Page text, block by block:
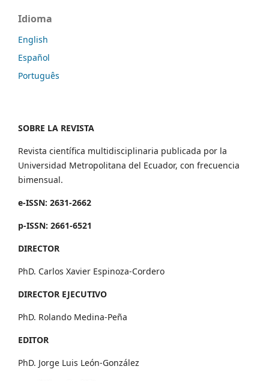
Idioma
English
Español
Português
SOBRE LA REVISTA
Revista científica multidisciplinaria publicada por la
Universidad Metropolitana del Ecuador, con frecuencia
bimensual.
e-ISSN: 2631-2662
p-ISSN: 2661-6521
DIRECTOR
PhD. Carlos Xavier Espinoza-Cordero
DIRECTOR EJECUTIVO
PhD. Rolando Medina-Peña
EDITOR
PhD. Jorge Luis León-González